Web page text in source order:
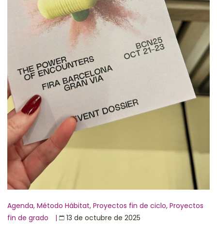
Agenda, Método Hábitat, Proyectos fin de ciclo, Proyectos
fin de grado
| 13 de octubre de 2025